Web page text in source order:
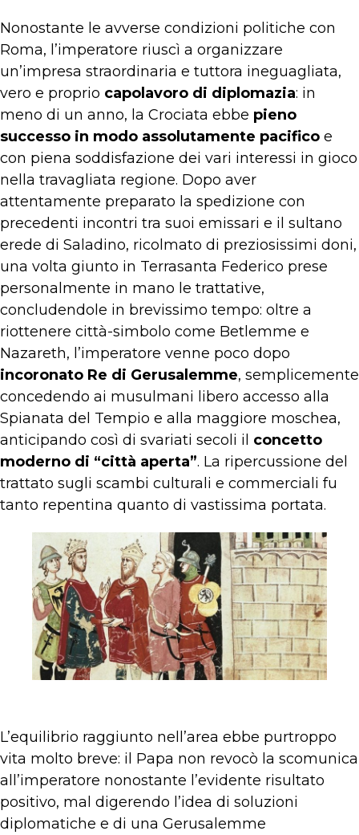
Nonostante le avverse condizioni politiche con
Roma, l’imperatore riuscì a organizzare
un’impresa straordinaria e tuttora ineguagliata,
vero e proprio capolavoro di diplomazia: in
meno di un anno, la Crociata ebbe pieno
successo in modo assolutamente pacifico e
con piena soddisfazione dei vari interessi in gioco
nella travagliata regione. Dopo aver
attentamente preparato la spedizione con
precedenti incontri tra suoi emissari e il sultano
erede di Saladino, ricolmato di preziosissimi doni,
una volta giunto in Terrasanta Federico prese
personalmente in mano le trattative,
concludendole in brevissimo tempo: oltre a
riottenere città-simbolo come Betlemme e
Nazareth, l’imperatore venne poco dopo
incoronato Re di Gerusalemme, semplicemente
concedendo ai musulmani libero accesso alla
Spianata del Tempio e alla maggiore moschea,
anticipando così di svariati secoli il concetto
moderno di “città aperta”. La ripercussione del
trattato sugli scambi culturali e commerciali fu
tanto repentina quanto di vastissima portata.
L’equilibrio raggiunto nell’area ebbe purtroppo
vita molto breve: il Papa non revocò la scomunica
all’imperatore nonostante l’evidente risultato
positivo, mal digerendo l’idea di soluzioni
diplomatiche e di una Gerusalemme